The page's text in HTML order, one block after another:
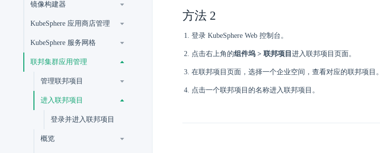
镜像构建器
KubeSphere 应用商店管理
KubeSphere 服务网格
联邦集群应用管理
管理联邦项目
进入联邦项目
登录并进入联邦项目
概览
方法 2
登录 KubeSphere Web 控制台。
点击右上角的组件坞 > 联邦项目 进入联邦项目页面。
在联邦项目页面，选择一个企业空间，查看对应的联邦项目。
点击一个联邦项目的名称进入联邦项目。